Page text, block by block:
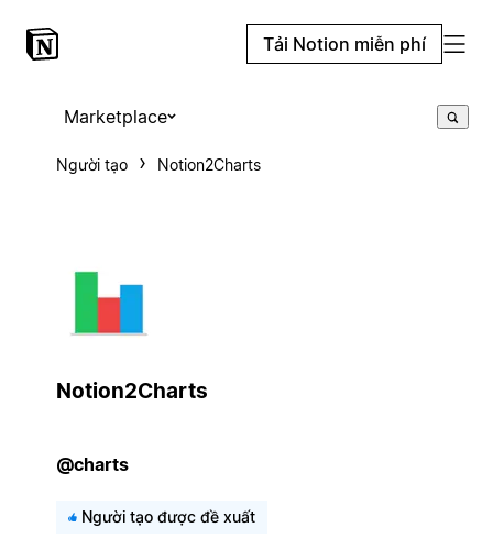
Tải Notion miễn phí
Marketplace
Người tạo Notion2Charts
Notion2Charts
@charts
Người tạo được đề xuất